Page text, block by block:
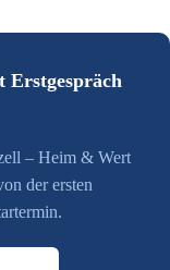
Erstgespräch
– Heim & Wert
der ersten